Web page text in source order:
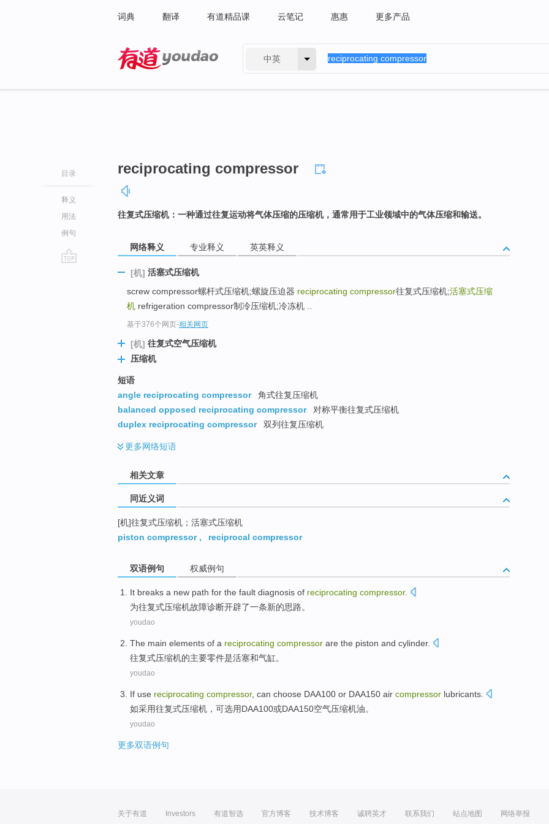
词典 翻译 有道精品课 云笔记 惠惠 更多产品
中英
目录
释义
用法
例句
reciprocating compressor
往复式压缩机：一种通过往复运动将气体压缩的压缩机，通常用于工业领域中的气体压缩和输送。
网络释义 专业释义 英英释义
[机] 活塞式压缩机
screw compressor螺杆式压缩机;螺旋压迫器 reciprocating compressor往复式压缩机;活塞式压缩
机 refrigeration compressor制冷压缩机;冷冻机 ..
基于376个网页-相关网页
[机] 往复式空气压缩机
压缩机
短语
angle reciprocating compressor
角式往复压缩机
balanced opposed reciprocating compressor
对称平衡往复式压缩机
duplex reciprocating compressor
双列往复压缩机
更多网络短语
相关文章
同近义词
[机]往复式压缩机；活塞式压缩机
piston compressor, reciprocal compressor
双语例句 权威例句
It breaks a new path for the fault diagnosis of reciprocating compressor.
为往复式压缩机故障诊断开辟了一条新的思路。
youdao
The main elements of a reciprocating compressor are the piston and cylinder.
往复式压缩机的主要零件是活塞和气缸。
youdao
If use reciprocating compressor, can choose DAA100 or DAA150 air compressor lubricants
如采用往复式压缩机 ， 可选用DAA100或DAA150空气压缩机油。
youdao
更多双语例句
关于有道 Investors 有道智选 官方博客 技术博客 诚聘英才 联系我们 站点地图 网络举报